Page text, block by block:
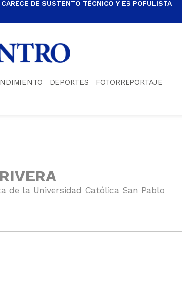
DE SUSTENTO TÉCNICO Y ES POPULISTA
DEPORTES FOTORREPORTAJE
de la Universidad Católica San Pablo